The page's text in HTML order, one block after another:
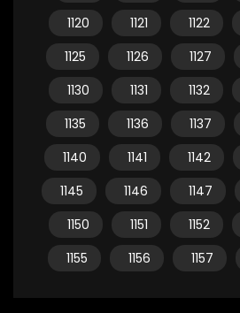
1120
1121 1122
1125
1126 1127
1130
1131 1132
1135
1136 1137
1140
1141 1142
1145
1146 1147
1150
1151 1152
1155
1156 1157